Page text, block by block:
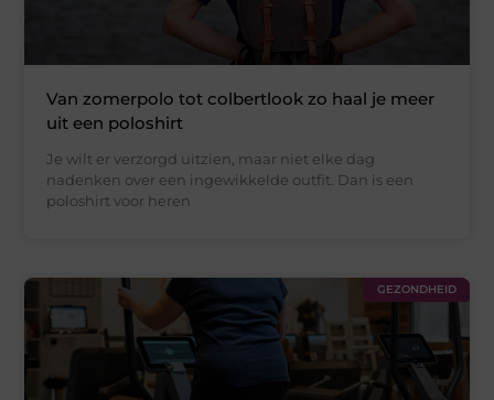
Van zomerpolo tot colbertlook zo haal je meer
uit een poloshirt
Je wilt er verzorgd uitzien, maar niet elke dag
nadenken over een ingewikkelde outfit. Dan is een
poloshirt voor heren
GEZONDHEID